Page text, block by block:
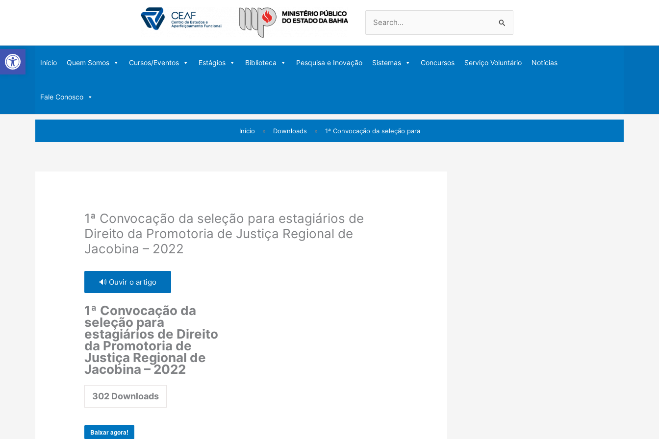
Pesquisar
por:
Início Quem Somos Cursos/Eventos Estágios Biblioteca Pesquisa e Inovação Sistemas Concursos Serviço Voluntário Notícias
Fale Conosco
Início » Downloads » 1ª Convocação da seleção para
1ª Convocação da seleção para estagiários de
Direito da Promotoria de Justiça Regional de
Jacobina – 2022
🔊 Ouvir o artigo
1ª Convocação da
seleção para
estagiários de Direito
da Promotoria de
Justiça Regional de
Jacobina – 2022
302 Downloads
Baixar agora!
Abrir a barra de ferramentas